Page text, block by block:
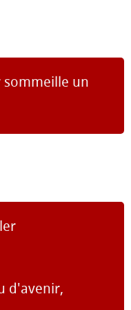
sommeille un
d'avenir,